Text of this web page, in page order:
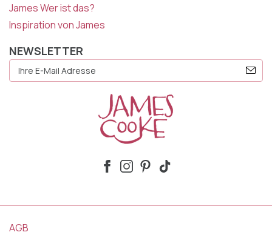
James Wer ist das?
Inspiration von James
NEWSLETTER
Mail
AGB